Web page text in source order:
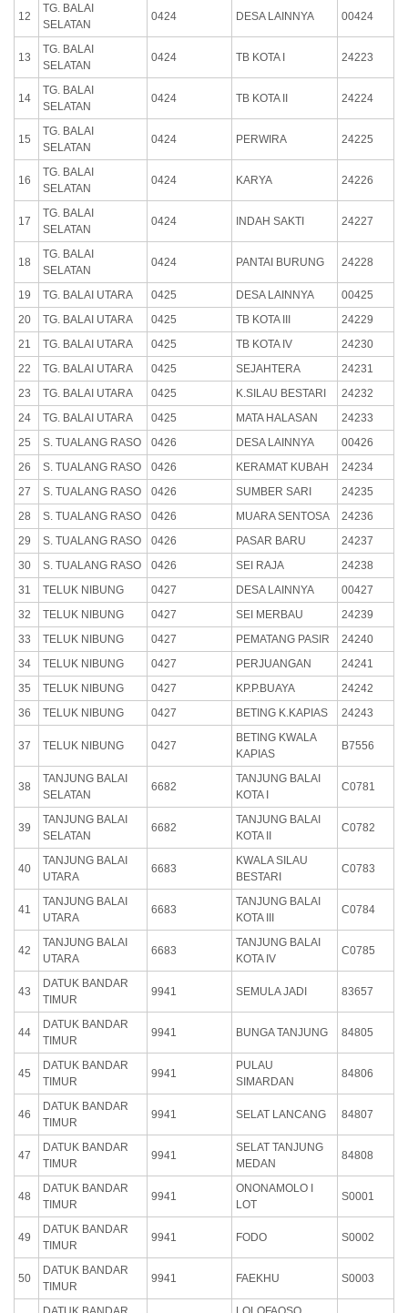
12
TG. BALAI
SELATAN
0424 DESA LAINNYA 00424
13
TG. BALAI
SELATAN
0424 TB KOTA I 24223
14
TG. BALAI
SELATAN
0424 TB KOTA II 24224
15
TG. BALAI
SELATAN
0424 PERWIRA 24225
16
TG. BALAI
SELATAN
0424 KARYA 24226
17
TG. BALAI
SELATAN
0424 INDAH SAKTI 24227
18
TG. BALAI
SELATAN
0424 PANTAI BURUNG 24228
19 TG. BALAI UTARA 0425 DESA LAINNYA
00425
20
TG. BALAI UTARA 0425 TB KOTA III
24229
21
TG. BALAI UTARA 0425 TB KOTA IV
24230
22
TG. BALAI UTARA 0425 SEJAHTERA
24231
23
TG. BALAI UTARA 0425 K.SILAU BESTARI
24232
24
TG. BALAI UTARA 0425 MATA HALASAN
24233
25
S. TUALANG RASO 0426 DESA LAINNYA
00426
26
S. TUALANG RASO 0426 KERAMAT KUBAH
24234
27
S. TUALANG RASO 0426 SUMBER SARI
24235
28
S. TUALANG RASO 0426 MUARA SENTOSA
24236
29
S. TUALANG RASO 0426 PASAR BARU
24237
30
S. TUALANG RASO 0426 SEI RAJA
24238
31
TELUK NIBUNG 0427 DESA LAINNYA
00427
32
TELUK NIBUNG 0427 SEI MERBAU
24239
33
TELUK NIBUNG 0427 PEMATANG PASIR
24240
34
TELUK NIBUNG 0427 PERJUANGAN
24241
35
TELUK NIBUNG 0427 KP.P.BUAYA
24242
36
TELUK NIBUNG 0427 BETING K.KAPIAS 24243
37 TELUK NIBUNG 0427
BETING KWALA
KAPIAS
B7556
38
TANJUNG BALAI
SELATAN
6682
TANJUNG BALAI
KOTA I
C0781
39
TANJUNG BALAI
SELATAN
6682
TANJUNG BALAI
KOTA II
C0782
40
TANJUNG BALAI
UTARA
6683
KWALA SILAU
BESTARI
C0783
41
TANJUNG BALAI
UTARA
6683
TANJUNG BALAI
KOTA III
C0784
42
TANJUNG BALAI
UTARA
6683
TANJUNG BALAI
KOTA IV
C0785
43
DATUK BANDAR
TIMUR
9941 SEMULA JADI 83657
44
DATUK BANDAR
TIMUR
9941 BUNGA TANJUNG 84805
45
DATUK BANDAR
TIMUR
9941
PULAU
SIMARDAN
84806
46
DATUK BANDAR
TIMUR
9941 SELAT LANCANG 84807
47
DATUK BANDAR
TIMUR
9941
SELAT TANJUNG
MEDAN
84808
48
DATUK BANDAR
TIMUR
9941
ONONAMOLO I
LOT
S0001
49
DATUK BANDAR
TIMUR
9941 FODO S0002
50
DATUK BANDAR
TIMUR
9941 FAEKHU S0003